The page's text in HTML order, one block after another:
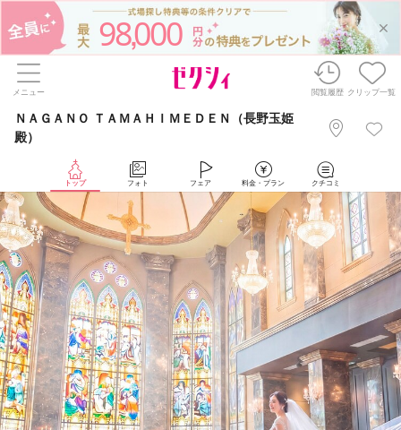
98,000
メニュー 閲覧履歴 クリップ一覧
ＮＡＧＡＮＯ ＴＡＭＡＨＩＭＥＤＥＮ（長野玉姫
殿）
トップ フォト フェア 料金・プラン クチコミ